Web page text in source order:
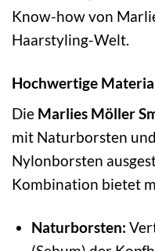
Know-how von
Haarstyling-Welt.
Hochwertige
Die Marlies Möller
mit Naturborsten
Nylonborsten
Kombination bietet
Naturborsten: